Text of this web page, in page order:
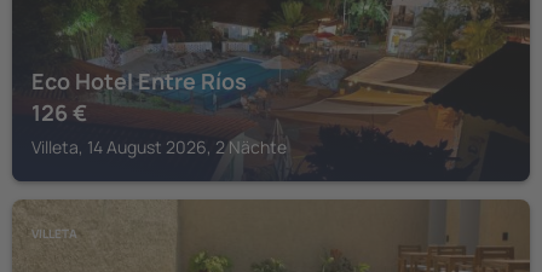
Eco Hotel Entre Ríos
126 €
Villeta, 14 August 2026, 2 Nächte
VILLETA